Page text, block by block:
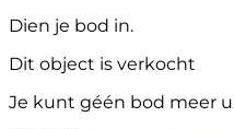
Dien je bod in.
Dit object is verkocht
Je kunt géén bod meer